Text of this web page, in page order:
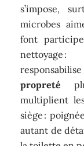
s’impose,
microbes
font
propreté
multiplient
siège :
autant de